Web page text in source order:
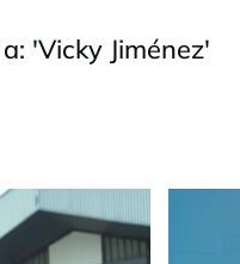
'Vicky Jiménez'